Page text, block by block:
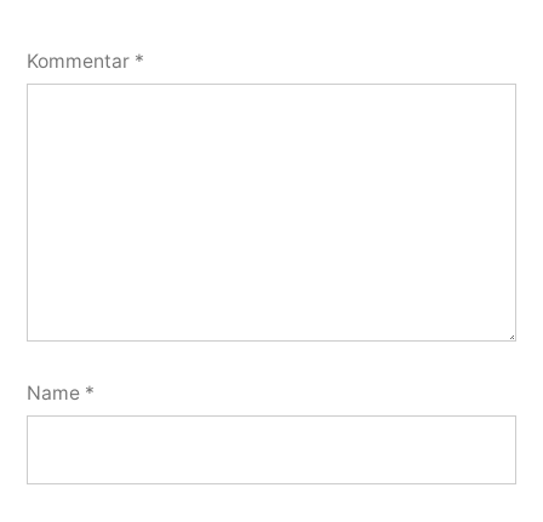
Kommentar *
Name *